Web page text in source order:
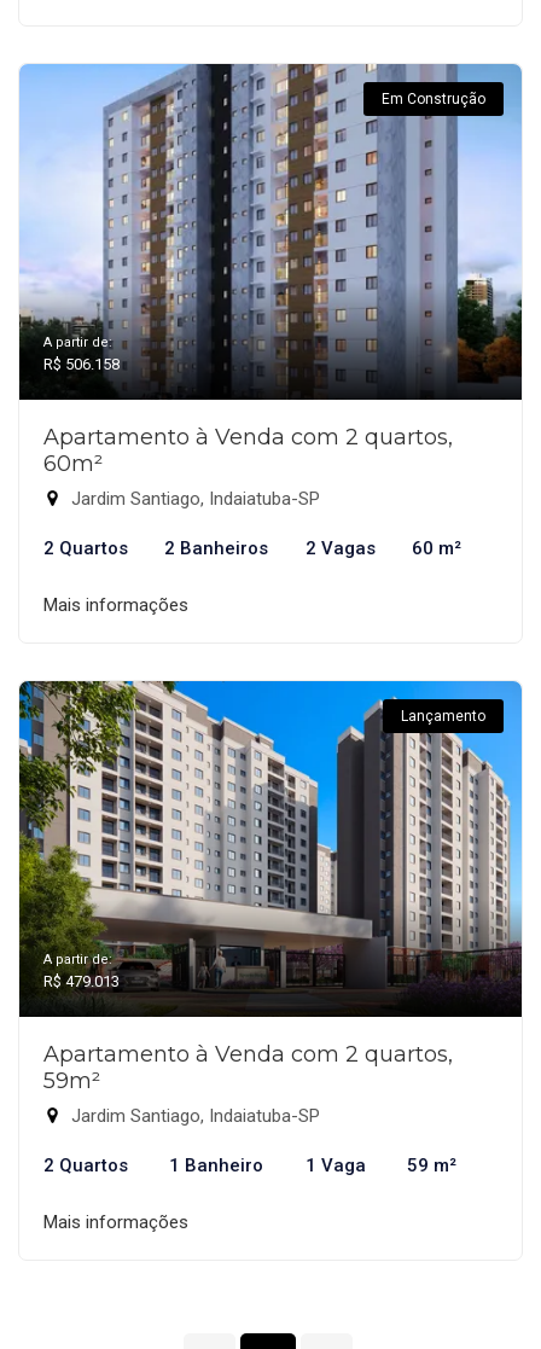
Em Construção
A partir de:
R$ 506.158
Apartamento à Venda com 2 quartos,
60m²
Jardim Santiago, Indaiatuba-SP
2 Quartos 2 Banheiros 2 Vagas 60 m²
Mais informações
Lançamento
A partir de:
R$ 479.013
Apartamento à Venda com 2 quartos,
59m²
Jardim Santiago, Indaiatuba-SP
2 Quartos 1 Banheiro 1 Vaga 59 m²
Mais informações